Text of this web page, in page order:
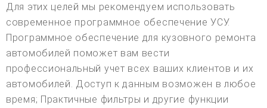
Для этих целей мы рекомендуем использовать
современное программное обеспечение УСУ.
Программное обеспечение для кузовного ремонта
автомобилей поможет вам вести
профессиональный учет всех ваших клиентов и их
автомобилей. Доступ к данным возможен в любое
время; Практичные фильтры и другие функции